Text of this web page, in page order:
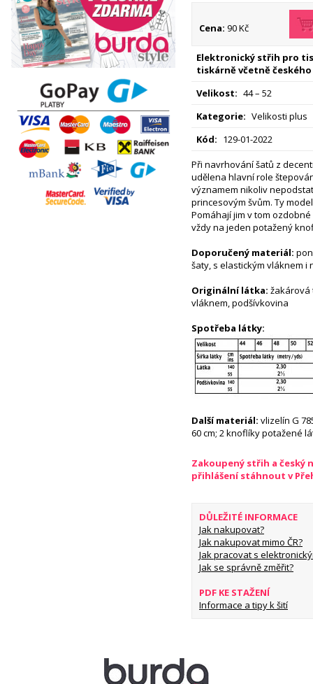
Cena: 90 Kč
Elektronický střih pro
tiskárně včetně českého
Velikost: 44 – 52
Kategorie: Velikosti plus
Kód: 129-01-2022
Při navrhování šatů z
udělena hlavní role
významem nikoliv
princesovým švům. Ty
Pomáhají jim v tom
vždy na jeden potažený
Doporučený materiál:
šaty, s elastickým vláknem i
Originální látka: žakárová
vláknem, podšívkovina
Spotřeba látky:
Další materiál: vlizelín G
60 cm; 2 knoflíky potažené
Zakoupený střih a český
přihlášení stáhnout v
DŮLEŽITÉ INFORMACE
Jak nakupovat?
Jak nakupovat mimo ČR?
Jak pracovat s
Jak se správně změřit?
PDF KE STAŽENÍ
Informace a tipy k šití